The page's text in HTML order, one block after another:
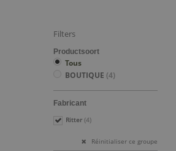
Filters
Productsoort
Tous
BOUTIQUE (4)
Fabricant
Ritter (4)
Réinitialiser ce groupe